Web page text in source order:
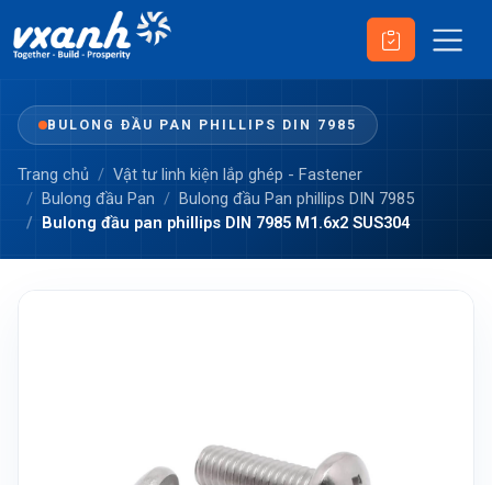
BULONG ĐẦU PAN PHILLIPS DIN 7985
Trang chủ
Vật tư linh kiện lắp ghép - Fastener
Bulong đầu Pan
Bulong đầu Pan phillips DIN 7985
Bulong đầu pan phillips DIN 7985 M1.6x2 SUS304